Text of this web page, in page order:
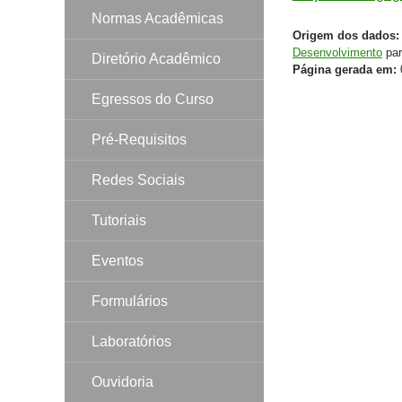
Origem dos dados:
Desenvolvimento
Página gerada em:
Normas Acadêmicas
Diretório Acadêmico
Egressos do Curso
Pré-Requisitos
Redes Sociais
Tutoriais
Eventos
Formulários
Laboratórios
Ouvidoria